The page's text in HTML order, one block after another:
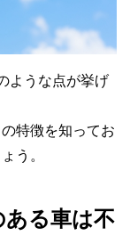
ような点が挙げ
特徴を知ってお
う。
ある車は不